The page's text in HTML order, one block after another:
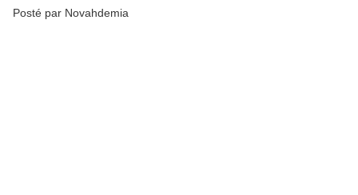
Posté par Novahdemia